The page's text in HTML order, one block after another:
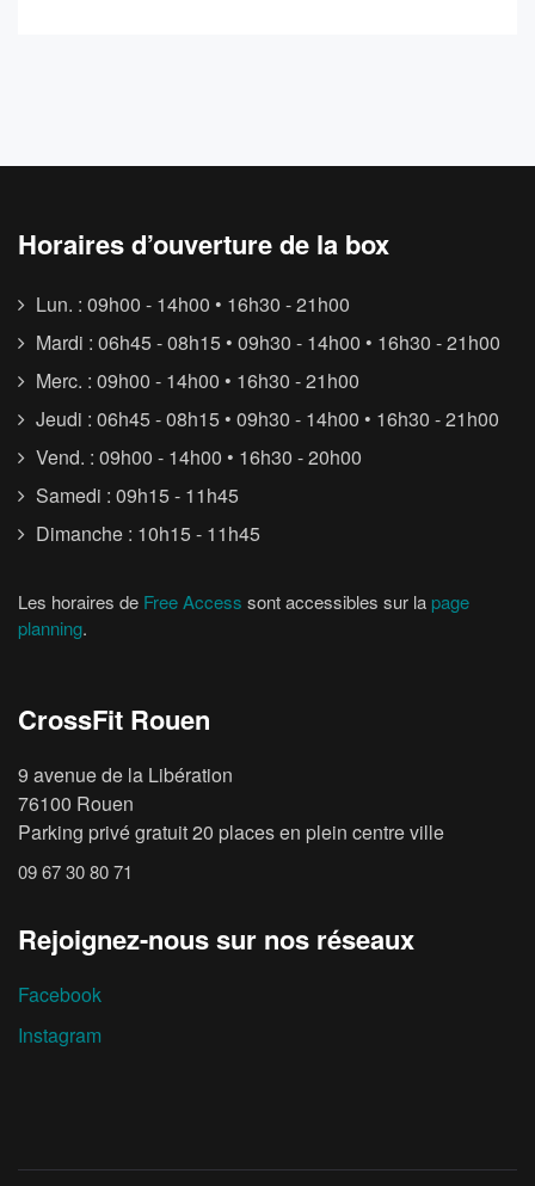
Horaires d’ouverture de la box
Lun. : 09h00 - 14h00 • 16h30 - 21h00
Mardi : 06h45 - 08h15 • 09h30 - 14h00 • 16h30 - 21h00
Merc. : 09h00 - 14h00 • 16h30 - 21h00
Jeudi : 06h45 - 08h15 • 09h30 - 14h00 • 16h30 - 21h00
Vend. : 09h00 - 14h00 • 16h30 - 20h00
Samedi : 09h15 - 11h45
Dimanche : 10h15 - 11h45
Les horaires de Free Access sont accessibles sur la page
planning.
CrossFit Rouen
9 avenue de la Libération
76100 Rouen
Parking privé gratuit 20 places en plein centre ville
09 67 30 80 71
Rejoignez-nous sur nos réseaux
Facebook
Instagram